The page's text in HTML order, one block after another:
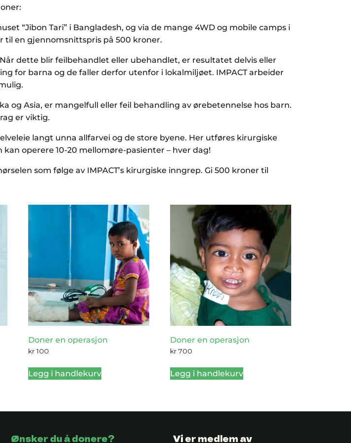
“Jibon Tari” i Bangladesh, og via de mange 4WD og mobile camps i
til en gjennomsnittspris på 500 kroner.
dette blir feilbehandlet eller ubehandlet, er resultatet delvis eller
for barna og de faller derfor utenfor i lokalmiljøet. IMPACT arbeider
og Asia, er mangelfull eller feil behandling av ørebetennelse hos barn.
er viktig.
langt unna allfarvei og de store byene. Her utføres kirurgiske
operere 10-20 mellomøre-pasienter – hver dag!
som følge av IMPACT’s kirurgiske inngrep. Gi 500 kroner til
Doner en operasjon
kr100
Legg i handlekurv
Doner en operasjon
kr700
Legg i handlekurv
Ønsker du å donere? Vi er medlem av